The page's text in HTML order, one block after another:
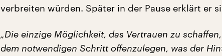
verbreiten würden. Später in der Pause erklärt er
„Die einzige Möglichkeit, das Vertrauen zu
dem notwendigen Schritt offenzulegen, was der